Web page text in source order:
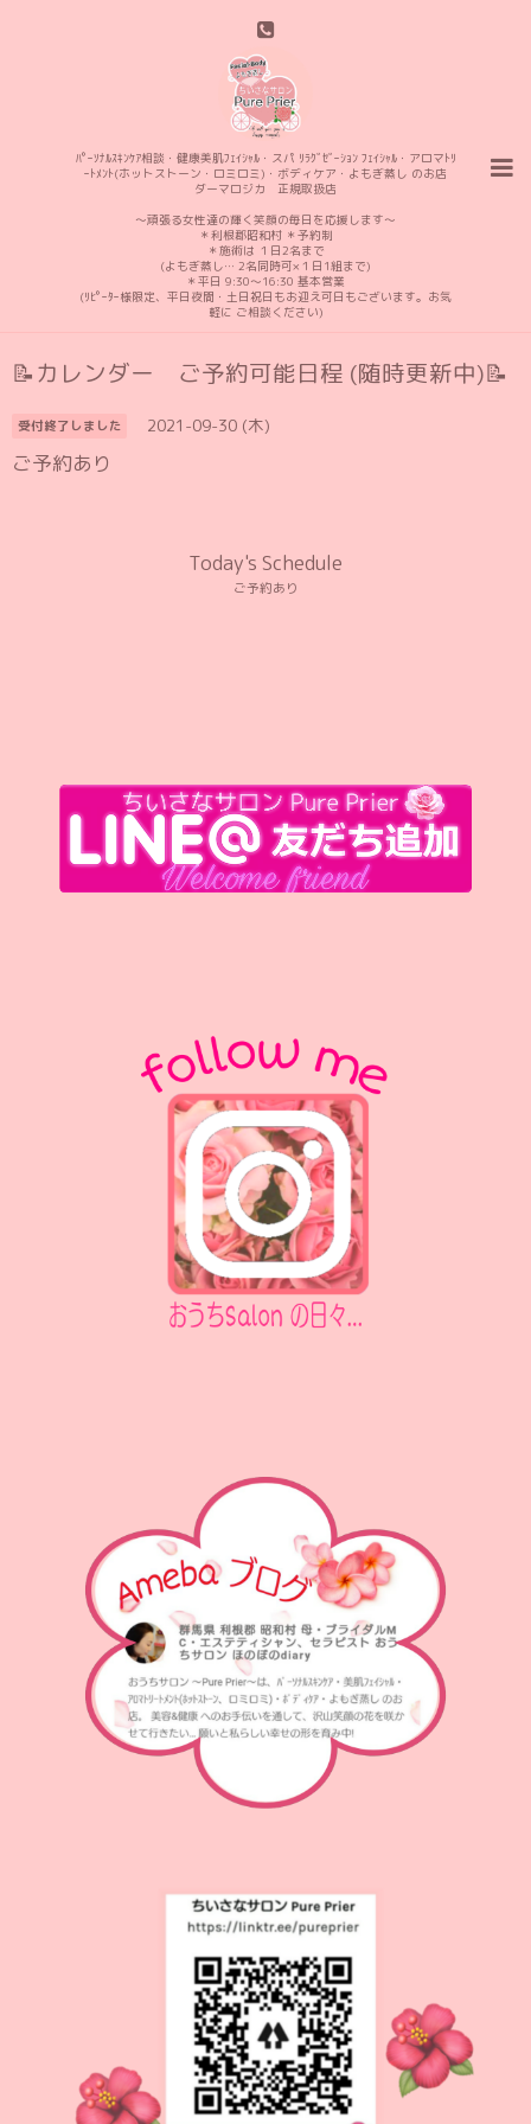
ﾊﾟｰｿﾅﾙｽｷﾝｹｱ相談・健康美肌ﾌｪｲｼｬﾙ・スパ ﾘﾗｸﾞｾﾞｰｼｮﾝ ﾌｪｲｼｬﾙ・アロマﾄﾘ
ｰﾄﾒﾝﾄ(ホットストーン・ロミロミ)・ボディケア・よもぎ蒸し のお店
ダーマロジカ 正規取扱店
〜頑張る女性達の輝く笑顔の毎日を応援します〜
＊利根郡昭和村 ＊予約制
＊施術は １日2名まで
(よもぎ蒸し… 2名同時可×１日1組まで)
＊平日 9:30〜16:30 基本営業
(ﾘﾋﾟｰﾀｰ様限定、平日夜間・土日祝日もお迎え可日もございます。お気
軽に ご相談ください)
📝カレンダー ご予約可能日程 (随時更新中)📝
受付終了しました 2021-09-30 (木)
ご予約あり
Today's Schedule
ご予約あり